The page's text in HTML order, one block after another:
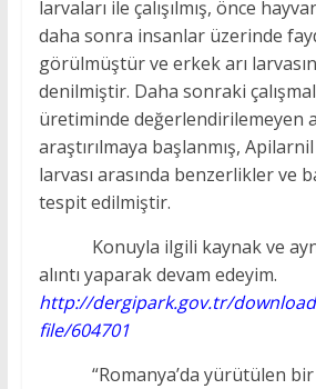
larvaları ile çalışılmış, önce
daha sonra insanlar üzerinde
görülmüştür ve erkek arı
denilmiştir. Daha sonraki
üretiminde değerlendirilemeyen
araştırılmaya başlanmış,
larvası arasında benzerlikler ve
tespit edilmiştir.
Konuyla ilgili kaynak ve
alıntı yaparak devam edeyim.
http://dergipark.gov.tr/
file/604701
“Romanya’da yürütülen bir